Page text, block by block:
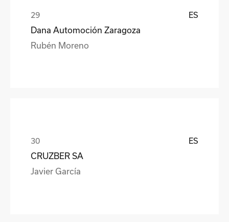
ES
Dana Automoción Zaragoza
Rubén Moreno
ES
CRUZBER SA
Javier García